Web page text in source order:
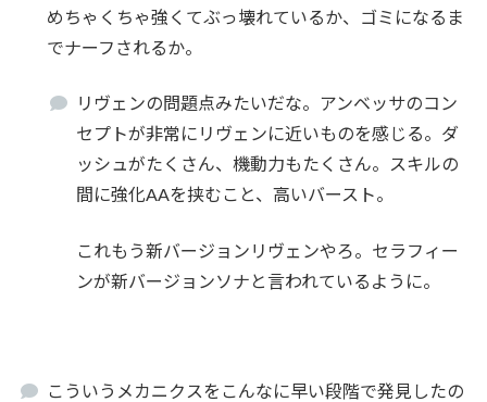
めちゃくちゃ強くてぶっ壊れているか、ゴミになるま
でナーフされるか。
リヴェンの問題点みたいだな。アンベッサのコン
セプトが非常にリヴェンに近いものを感じる。ダ
ッシュがたくさん、機動力もたくさん。スキルの
間に強化AAを挟むこと、高いバースト。
これもう新バージョンリヴェンやろ。セラフィー
ンが新バージョンソナと言われているように。
こういうメカニクスをこんなに早い段階で発見したの